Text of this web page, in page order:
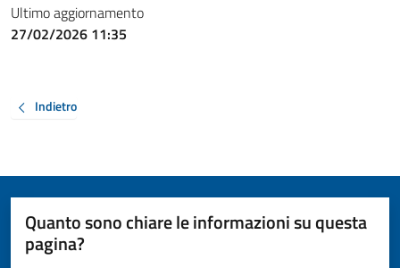
Ultimo aggiornamento
27/02/2026 11:35
Indietro
Quanto sono chiare le informazioni su questa
pagina?